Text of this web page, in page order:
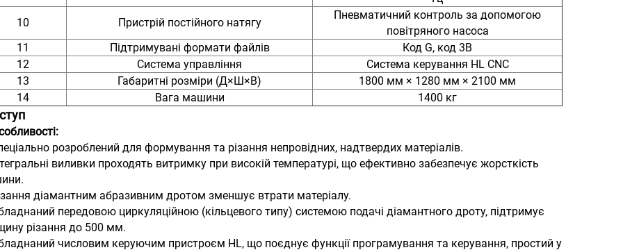
10
Пристрій постійного натягу
Пневматичний контроль за допомогою
повітряного насоса
11
Підтримувані формати файлів
Код G, код 3B
12
Система управління
Система керування HL CNC
13
Габаритні розміри (Д×Ш×В)
1800 мм × 1280 мм × 2100 мм
14
Вага машини 1400 кг
розроблений для формування та різання непровідних, надтвердих матеріалів.
виливки проходять витримку при високій температурі, що ефективно забезпечує жорсткість
діамантним абразивним дротом зменшує втрати матеріалу.
передовою циркуляційною (кільцевого типу) системою подачі діамантного дроту, підтримує
різання до 500 мм.
числовим керуючим пристроєм HL, що поєднує функції програмування та керування, простий у